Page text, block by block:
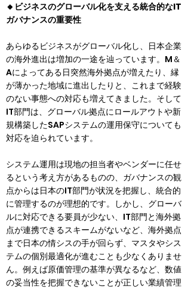
🔸ビジネスのグローバル化を支える統合的なIT
ガバナンスの重要性
あらゆるビジネスがグローバル化し、日本企業
の海外進出は増加の一途を辿っています。M＆
Aによってある日突然海外拠点が増えたり、縁
が薄かった地域に進出したりと、これまで経験
のない事態への対応も増えてきました。そして
IT部門は、グローバル拠点にロールアウトや新
規構築したSAPシステムの運用保守についても
対応を迫られています。
システム運用は現地の担当者やベンダーに任せ
るという考え方があるものの、ガバナンスの観
点からは日本のIT部門が状況を把握し、統合的
に管理するのが理想的です。しかし、グローバ
ルに対応できる要員が少ない、IT部門と海外拠
点が連携できるスキームがないなど、海外拠点
まで日本の情シスの手が回らず、マスタやシス
テムの個別最適化が進むことも少なくありませ
ん。例えば原価管理の基準が異なるなど、数値
の妥当性を把握できないことが正しい業績管理